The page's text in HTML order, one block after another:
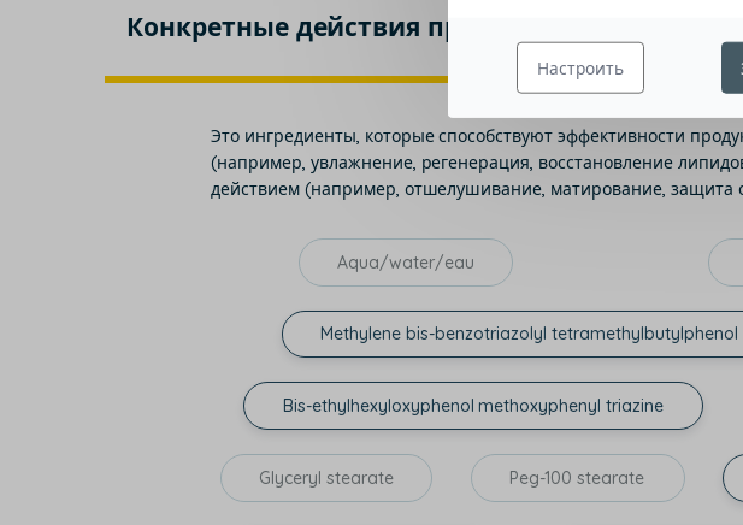
Конкретные действия продукта
Это ингредиенты, которые способствуют эффективности
(например, увлажнение, регенерация, восстановление
действием (например, отшелушивание, матирование, защита
Aqua/water/eau
Methylene bis-benzotriazolyl
Bis-ethylhexyloxyphenol methoxyphenyl triazine
Glyceryl stearate Peg-100 stearate
Настроить